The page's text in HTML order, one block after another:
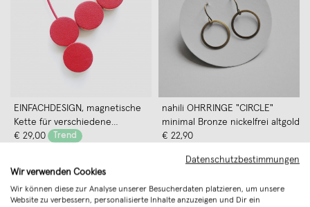
EINFACHDESIGN, magnetische
Kette für verschiedene
Kettenformationen, Leder auf
€ 29,00 Trend
nahili OHRRINGE "CIRCLE"
minimal Bronze nickelfrei altgold
€ 22,90
Datenschutzbestimmungen
Wir verwenden Cookies
Wir können diese zur Analyse unserer Besucherdaten platzieren, um unsere
Website zu verbessern, personalisierte Inhalte anzuzeigen und Dir ein